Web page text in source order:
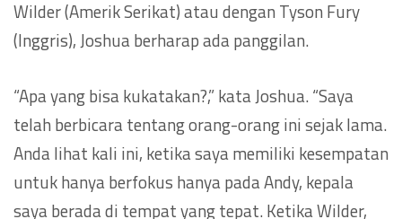
Wilder (Amerik Serikat) atau dengan Tyson Fury
(Inggris), Joshua berharap ada panggilan.
“Apa yang bisa kukatakan?,” kata Joshua. “Saya
telah berbicara tentang orang-orang ini sejak lama.
Anda lihat kali ini, ketika saya memiliki kesempatan
untuk hanya berfokus hanya pada Andy, kepala
saya berada di tempat yang tepat. Ketika Wilder,